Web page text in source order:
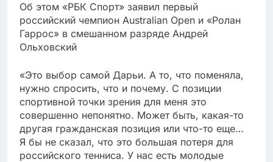
Об этом «РБК Спорт» заявил первый
российский чемпион Australian Open и «Ролан
Гаррос» в смешанном разряде Андрей
Ольховский
«Это выбор самой Дарьи. А то, что поменяла,
нужно спросить, что и почему. С позиции
спортивной точки зрения для меня это
совершенно непонятно. Может быть, какая-то
другая гражданская позиция или что-то еще…
Я бы не сказал, что это большая потеря для
российского тенниса. У нас есть молодые